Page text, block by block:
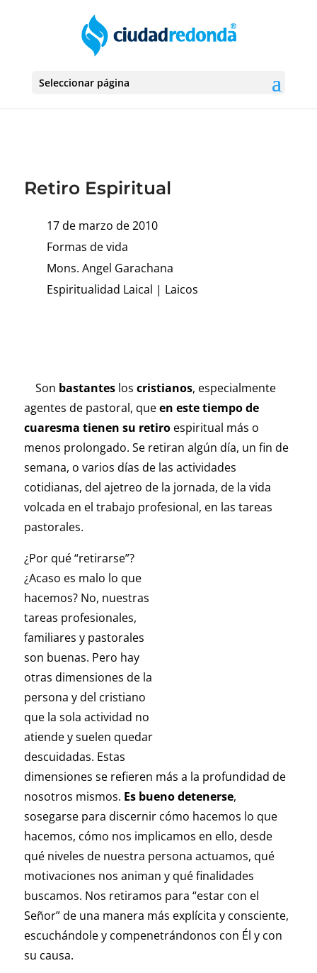
Seleccionar página
Retiro Espiritual
17 de marzo de 2010
Formas de vida
Mons. Angel Garachana
Espiritualidad Laical | Laicos
Son bastanteslos cristianos, especialmente
agentes de pastoral, queen este tiempo de
cuaresma tienen su retiroespiritual más o
menos prolongado. Se retiran algún día, un fin de
semana, o varios días de las actividades
cotidianas, del ajetreo de la jornada, de la vida
volcada en el trabajo profesional, en las tareas
pastorales.
¿Por qué “retirarse”?
¿Acaso es malo lo que
hacemos? No, nuestras
tareas profesionales,
familiares y pastorales
son buenas. Pero hay
otras dimensiones de la
persona y del cristiano
que la sola actividad no
atiende y suelen quedar
descuidadas. Estas
dimensiones se refieren más a la profundidad de
nosotros mismos. Es bueno detenerse,
sosegarse para discernir cómo hacemos lo que
hacemos, cómo nos implicamos en ello, desde
qué niveles de nuestra persona actuamos, qué
motivaciones nos animan y qué finalidades
buscamos. Nos retiramos para “estar con el
Señor” de una manera más explícita y consciente,
escuchándole y compenetrándonos con Él y con
su causa.